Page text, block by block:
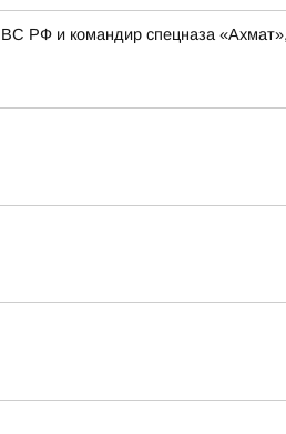
ВС РФ и командир спецназа